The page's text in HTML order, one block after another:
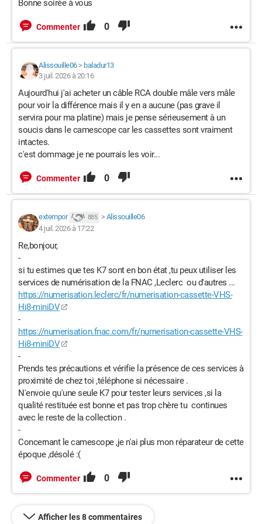
Bonne soirée à vous
Commenter 0
Alissouille06> baladur13
3 juil. 2026 à 20:16
Aujourd'hui j'ai acheter un câble RCA double mâle vers mâle
pour voir la différence mais il y en a aucune (pas grave il
servira pour ma platine) mais je pense sérieusement à un
soucis dans le camescope car les cassettes sont vraiment
intactes.
c'est dommage je ne pourrais les voir...
Commenter 0
extempor 885 > Alissouille06
4 juil. 2026 à 17:22
Re,bonjour,
-
si tu estimes que tes K7 sont en bon état ,tu peux utiliser les
services de numérisation de la FNAC ,Leclerc ou d'autres ...
https://numerisation.leclerc/fr/numerisation-cassette-VHS-
Hi8-miniDV
-
https://numerisation.fnac.com/fr/numerisation-cassette-VHS-
Hi8-miniDV
-
Prends tes précautions et vérifie la présence de ces services à
proximité de chez toi ,téléphone si nécessaire .
N'envoie qu'une seule K7 pour tester leurs services ,si la
qualité restituée est bonne et pas trop chère tu continues
avec le reste de la collection .
-
Concernant le camescope ,je n'ai plus mon réparateur de cette
époque ,désolé :(
Commenter 0
Afficher les 8 commentaires